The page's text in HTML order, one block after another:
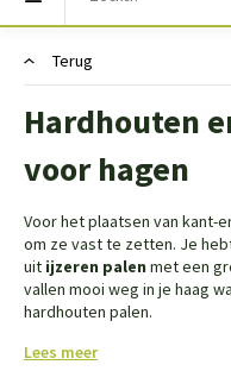
Terug
Hardhouten
voor hagen
Voor het plaatsen van kant-
om ze vast te zetten. Je
uit ijzeren palen met een
vallen mooi weg in je haag
hardhouten palen.
Lees meer